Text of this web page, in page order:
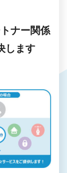
ナー関係
します